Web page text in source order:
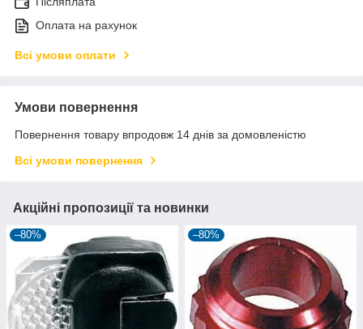
Оплата на рахунок
Всі умови оплати
Умови повернення
Повернення товару впродовж 14 днів за домовленістю
Всі умови повернення
Акційні пропозиції та новинки
–80% –80%